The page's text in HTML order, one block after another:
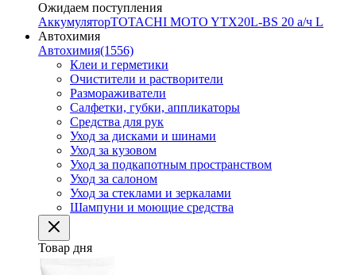
Ожидаем поступления
АккумуляторTOTACHI MOTO YTX20L-BS 20 а/ч L
Автохимия
Автохимия(1556)
Клеи и герметики
Очистители и растворители
Размораживатели
Салфетки, губки, аппликаторы
Средства для рук
Уход за дисками и шинами
Уход за кузовом
Уход за подкапотным пространством
Уход за салоном
Уход за стеклами и зеркалами
Шампуни и моющие средства
Товар дня